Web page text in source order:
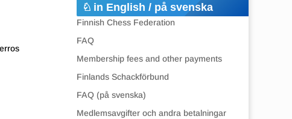
in English / på svenska
Finnish Chess Federation
FAQ
Membership fees and other payments
Finlands Schackförbund
FAQ (på svenska)
Medlemsavgifter och andra betalningar